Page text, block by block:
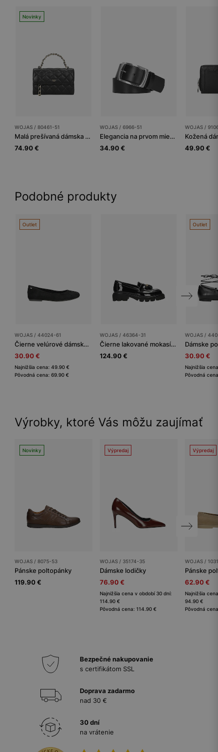
Novinky
WOJAS / 80461-51
Malá prešívaná dámska kabelka crossbody
74.90 €
WOJAS / 6966-51
Elegancia na prvom mieste jedine s koženou dámskou páskou
34.90 €
WOJAS /
49.90 €
Podobné produkty
Outlet
WOJAS / 44024-61
Čierne velúrové dámske baleríny so zaoblenou špičkou
30.90 €
Najnižšia cena: 49.90 €
Pôvodná cena: 69.90 €
WOJAS / 46364-31
Čierne lakované mokasíny so zdobným strapcami
124.90 €
Outlet
WOJAS /
30.90 €
Najnižšia
Pôvodná
Výrobky, ktoré Vás môžu zaujímať
Novinky
WOJAS / 8075-53
Pánske poltopánky
119.90 €
Výpredaj
WOJAS / 35174-35
Dámske lodičky
76.90 €
Najnižšia cena v období 30 dní:
114.90 €
Pôvodná cena: 114.90 €
Výpredaj
WOJAS /
Pánske
62.90 €
Najnižšia
94.90 €
Pôvodná
Bezpečné nakupovanie
s certifikátom SSL
Doprava zadarmo
nad 30 €
30 dní
na vrátenie